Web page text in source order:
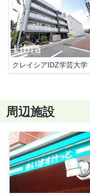
クレイシアIDZ学芸大学
周辺施設